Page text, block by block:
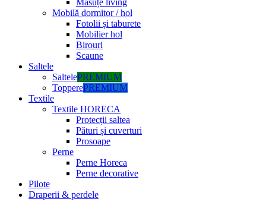
Măsuțe living
Mobilă dormitor / hol
Fotolii și taburete
Mobilier hol
Birouri
Scaune
Saltele
SaltelePREMIUM
TopperePREMIUM
Textile
Textile HORECA
Protecții saltea
Pături și cuverturi
Prosoape
Perne
Perne Horeca
Perne decorative
Pilote
Draperii & perdele